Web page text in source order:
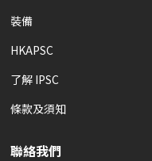
裝備
HKAPSC
了解 IPSC
條款及須知
聯絡我們